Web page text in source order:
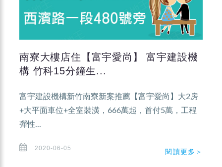
南寮大樓店住【富宇愛尚】 富宇建設機
構 竹科15分鐘生...
富宇建設機構新竹南寮新案推薦【富宇愛尚】大2房
+大平面車位+全室裝潢，666萬起，首付5萬，工程
彈性...
2020-06-05 閱讀更多＞